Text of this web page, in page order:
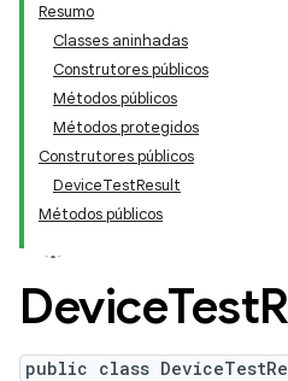
Resumo
Classes aninhadas
Construtores públicos
Métodos públicos
Métodos protegidos
Construtores públicos
DeviceTestResult
Métodos públicos
DeviceTest
public class